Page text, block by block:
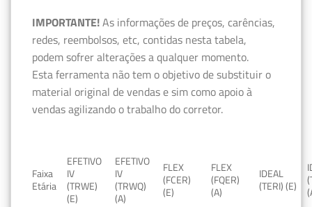
IMPORTANTE!As informações de preços, carências,
redes, reembolsos, etc, contidas nesta tabela,
podem sofrer alterações a qualquer momento.
Esta ferramenta não tem o objetivo de substituir o
material original de vendas e sim como apoio à
vendas agilizando o trabalho do corretor.
Faixa
Etária
EFETIVO
IV
(TRWE)
(E)
EFETIVO
IV
(TRWQ)
(A)
FLEX
(FCER)
(E)
FLEX
(FQER)
(A)
IDEAL
(TERI) (E)